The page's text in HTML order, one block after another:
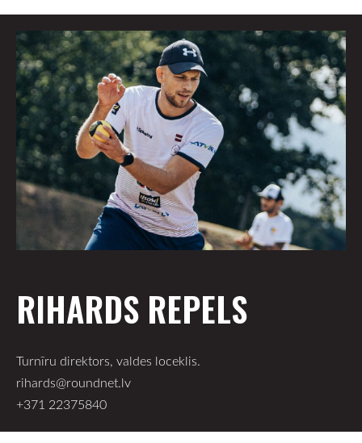
RIHARDS REPELS
Turnīru direktors, valdes loceklis.
rihards@roundnet.lv
+371 22375840